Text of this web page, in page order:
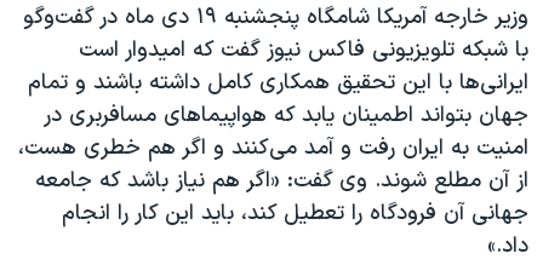
دادگاه حمید نوری
چهل سال گروگان‌گیری
قانون شفافیت دارائی کادر رهبری ایران
اعتراضات مردمی آبان ۹۸
اسرائیل در جنگ
نرگس محمدی برنده جایزه نوبل صلح
وزیر خارجه آمریکا شامگاه پنجشنبه ۱۹ دی ماه در گفت‌وگو
با شبکه تلویزیونی فاکس نیوز گفت که امیدوار است
ایرانی‌ها با این تحقیق همکاری کامل داشته باشند و تمام
جهان بتواند اطمینان یابد که هواپیماهای مسافربری در
امنیت به ایران رفت و آمد می‌کنند و اگر هم خطری هست،
از آن مطلع شوند. وی گفت: «اگر هم نیاز باشد که جامعه
جهانی آن فرودگاه را تعطیل کند، باید این کار را انجام
داد.»